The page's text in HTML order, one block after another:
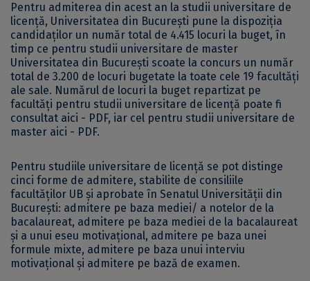
Pentru admiterea din acest an la studii universitare de
licență, Universitatea din București pune la dispoziția
candidaților un număr total de 4.415 locuri la buget, în
timp ce pentru studii universitare de master
Universitatea din București scoate la concurs un număr
total de 3.200 de locuri bugetate la toate cele 19 facultăți
ale sale. Numărul de locuri la buget repartizat pe
facultăți pentru studii universitare de licență poate fi
consultat aici - PDF, iar cel pentru studii universitare de
master aici - PDF.
Pentru studiile universitare de licență se pot distinge
cinci forme de admitere, stabilite de consiliile
facultăților UB și aprobate în Senatul Universității din
București: admitere pe baza mediei/ a notelor de la
bacalaureat, admitere pe baza mediei de la bacalaureat
și a unui eseu motivațional, admitere pe baza unei
formule mixte, admitere pe baza unui interviu
motivațional și admitere pe bază de examen.